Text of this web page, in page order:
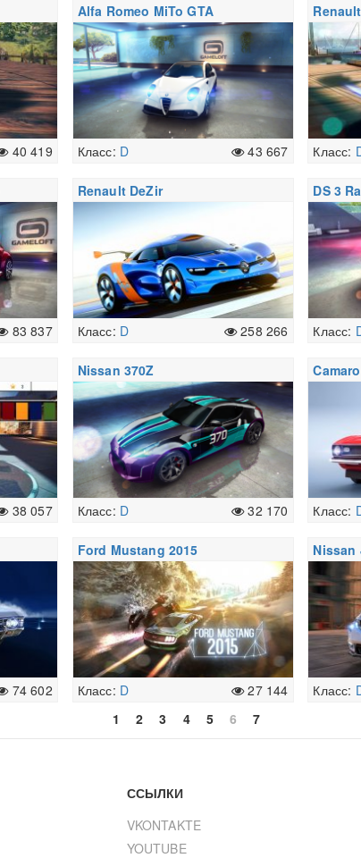
40 419
Alfa Romeo MiTo GTA
Класс: D 43 667 Класс:
83 837
Renault DeZir
Класс: D 258 266
DS 3
Класс:
38 057
Nissan 370Z
Класс: D 32 170 Класс:
74 602
Ford Mustang 2015
Класс: D 27 144
Nissan
Класс:
1
2 3 4 5 6 7
ССЫЛКИ
VKONTAKTE
YOUTUBE